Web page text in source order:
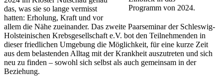
Programm von 2024.
das, was sie so lange vermisst
hatten: Erholung, Kraft und vor
allem die Nähe zueinander. Das zweite Paarseminar der Schleswig-
Holsteinischen Krebsgesellschaft e.V. bot den Teilnehmenden in
dieser friedlichen Umgebung die Möglichkeit, für eine kurze Zeit
aus dem belastenden Alltag mit der Krankheit auszutreten und sich
neu zu finden – sowohl sich selbst als auch gemeinsam in der
Beziehung.